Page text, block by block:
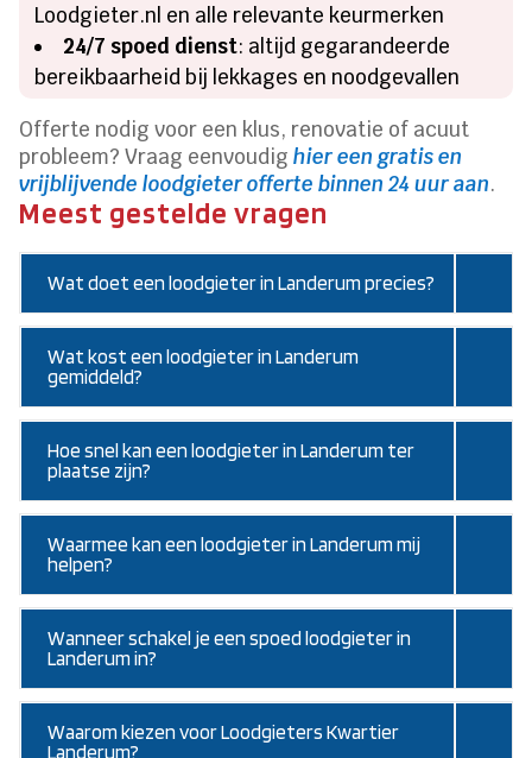
Loodgieter.nl en alle relevante keurmerken
24/7 spoed dienst: altijd gegarandeerde
bereikbaarheid bij lekkages en noodgevallen
Offerte nodig voor een klus, renovatie of acuut
probleem? Vraag eenvoudighier een gratis en
vrijblijvende loodgieter offerte binnen 24 uur aan.
Meest gestelde vragen
Wat doet een loodgieter in Landerum precies?
Wat kost een loodgieter in Landerum
gemiddeld?
Hoe snel kan een loodgieter in Landerum ter
plaatse zijn?
Waarmee kan een loodgieter in Landerum mij
helpen?
Wanneer schakel je een spoed loodgieter in
Landerum in?
Waarom kiezen voor Loodgieters Kwartier
Landerum?